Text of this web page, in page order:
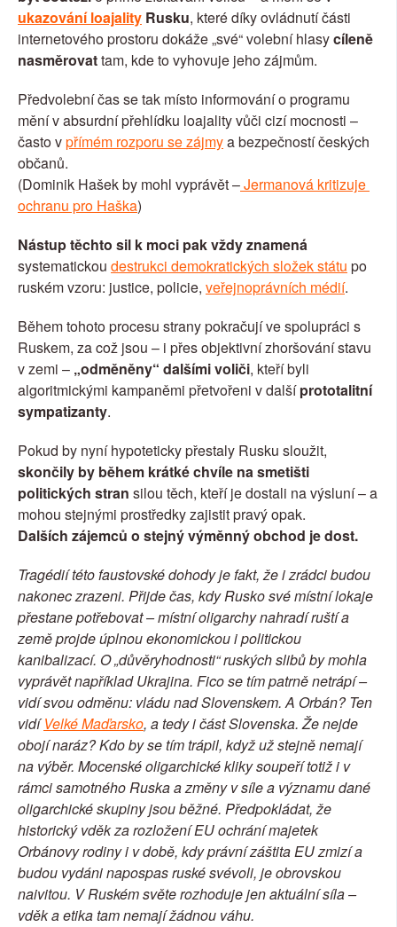
ukazování loajality Rusku, které díky ovládnutí části
internetového prostoru dokáže „své“ volební hlasy cíleně
nasměrovat tam, kde to vyhovuje jeho zájmům.
Předvolební čas se tak místo informování o programu
mění v absurdní přehlídku loajality vůči cizí mocnosti –
často v přímém rozporu se zájmy a bezpečností českých
občanů.
(Dominik Hašek by mohl vyprávět – Jermanová kritizuje
ochranu pro Haška)
Nástup těchto sil k moci pak vždy znamená
systematickou destrukci demokratických složek státu po
ruském vzoru: justice, policie, veřejnoprávních médií.
Během tohoto procesu strany pokračují ve spolupráci s
Ruskem, za což jsou – i přes objektivní zhoršování stavu
v zemi – „odměněny“ dalšími voliči, kteří byli
algoritmickými kampaněmi přetvořeni v další prototalitní
sympatizanty.
skončily by během krátké chvíle na smetišti
politických stran silou těch, kteří je dostali na výsluní – a
mohou stejnými prostředky zajistit pravý opak.
Dalších zájemců o stejný výměnný obchod je dost.
Tragédií této faustovské dohody je fakt, že i zrádci budou
nakonec zrazeni. Přijde čas, kdy Rusko své místní lokaje
přestane potřebovat – místní oligarchy nahradí ruští a
země projde úplnou ekonomickou i politickou
kanibalizací. O „důvěryhodnosti“ ruských slibů by mohla
vyprávět například Ukrajina. Fico se tím patrně netrápí –
vidí svou odměnu: vládu nad Slovenskem. A Orbán? Ten
vidí Velké Maďarsko, a tedy i část Slovenska. Že nejde
obojí naráz? Kdo by se tím trápil, když už stejně nemají
na výběr. Mocenské oligarchické kliky soupeří totiž i v
rámci samotného Ruska a změny v síle a významu dané
oligarchické skupiny jsou běžné. Předpokládat, že
historický vděk za rozložení EU ochrání majetek
Orbánovy rodiny i v době, kdy právní záštita EU zmizí a
budou vydáni napospas ruské svévoli, je obrovskou
naivitou. V Ruském světe rozhoduje jen aktuální síla –
vděk a etika tam nemají žádnou váhu.